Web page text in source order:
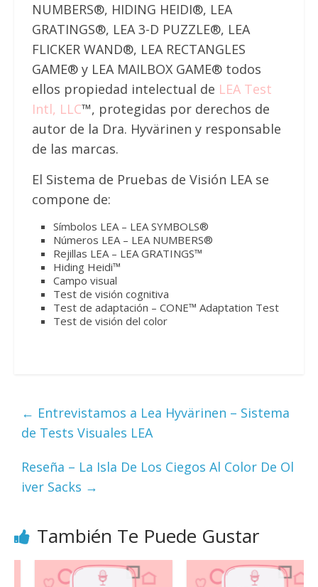
NUMBERS®, HIDING HEIDI®, LEA
GRATINGS®, LEA 3-D PUZZLE®, LEA
FLICKER WAND®, LEA RECTANGLES
GAME® y LEA MAILBOX GAME® todos
ellos propiedad intelectual de LEA Test
Intl, LLC™, protegidas por derechos de
autor de la Dra. Hyvärinen y responsable
de las marcas.
El Sistema de Pruebas de Visión LEA se
compone de:
Símbolos LEA – LEA SYMBOLS®
Números LEA – LEA NUMBERS®
Rejillas LEA – LEA GRATINGS™
Hiding Heidi™
Campo visual
Test de visión cognitiva
Test de adaptación – CONE™ Adaptation Test
Test de visión del color
← Entrevistamos a Lea Hyvärinen – Sistema
de Tests Visuales LEA
Reseña – La Isla De Los Ciegos Al Color De Ol
iver Sacks →
También Te Puede Gustar